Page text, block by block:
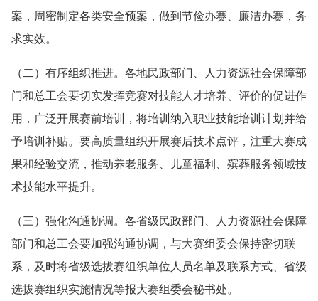
案，周密制定各类安全预案，做到节俭办赛、廉洁办赛，务
求实效。
（二）有序组织推进。各地民政部门、人力资源社会保障部
门和总工会要切实发挥竞赛对技能人才培养、评价的促进作
用，广泛开展赛前培训，将培训纳入职业技能培训计划并给
予培训补贴。要高质量组织开展赛后技术点评，注重大赛成
果和经验交流，推动养老服务、儿童福利、殡葬服务领域技
术技能水平提升。
（三）强化沟通协调。各省级民政部门、人力资源社会保障
部门和总工会要加强沟通协调，与大赛组委会保持密切联
系，及时将省级选拔赛组织单位人员名单及联系方式、省级
选拔赛组织实施情况等报大赛组委会秘书处。